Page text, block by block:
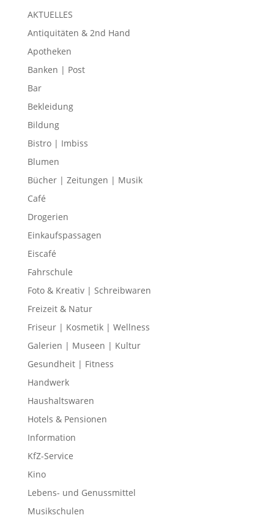
AKTUELLES
Antiquitäten & 2nd Hand
Apotheken
Banken | Post
Bar
Bekleidung
Bildung
Bistro | Imbiss
Blumen
Bücher | Zeitungen | Musik
Café
Drogerien
Einkaufspassagen
Eiscafé
Fahrschule
Foto & Kreativ | Schreibwaren
Freizeit & Natur
Friseur | Kosmetik | Wellness
Galerien | Museen | Kultur
Gesundheit | Fitness
Handwerk
Haushaltswaren
Hotels & Pensionen
Information
KfZ-Service
Kino
Lebens- und Genussmittel
Musikschulen